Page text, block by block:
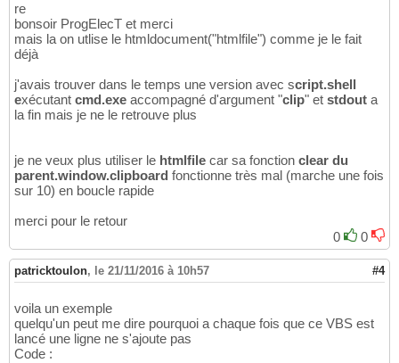
re
bonsoir ProgElecT et merci
mais la on utlise le htmldocument("htmlfile") comme je le fait
déjà
j'avais trouver dans le temps une version avec script.shell
exécutant cmd.exe accompagné d'argument "clip" et stdout a
la fin mais je ne le retrouve plus
je ne veux plus utiliser le htmlfile car sa fonction clear du
parent.window.clipboard fonctionne très mal (marche une fois
sur 10) en boucle rapide
merci pour le retour
0
0
patricktoulon, le 21/11/2016 à 10h57 #4
voila un exemple
quelqu'un peut me dire pourquoi a chaque fois que ce VBS est
lancé une ligne ne s'ajoute pas
Code :